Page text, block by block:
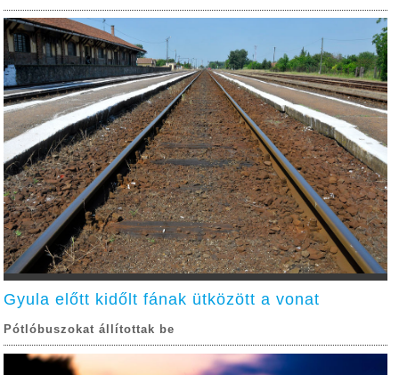
Gyula előtt kidőlt fának ütközött a vonat
Pótlóbuszokat állítottak be